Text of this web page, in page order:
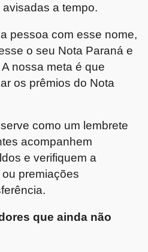
a tempo.
pessoa com esse nome,
o seu Nota Paraná e
nossa meta é que
os prêmios do Nota
como um lembrete
acompanhem
e verifiquem a
premiações
que ainda não